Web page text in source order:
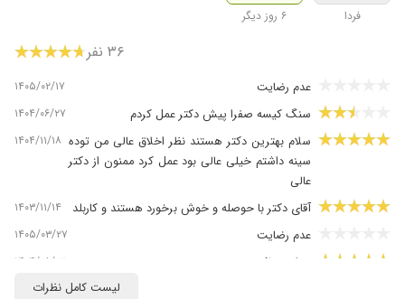
فردا ۶ روز دیگر
۳۶ نفر
عدم رضایت ۱۴۰۵/۰۲/۱۷
سنگ کیسه صفرا پیش دکتر عمل کردم ۱۴۰۴/۰۶/۲۷
سلام بهترین دکتر هستند نظر اخلاق عالی من توده
سینه داشتم خیلی عالی بود عمل کرد ممنون از دکتر
عالی
۱۴۰۴/۱۱/۱۸
آقای دکتر با حوصله و خوش برخورد هستند و کاربلد ۱۴۰۳/۱۱/۱۴
عدم رضایت ۱۴۰۵/۰۳/۲۷
جراحی ناف ۱۴۰۴/۰۸/۰۲
۱۴۰۴/۰۹/۱۴
لیست کامل نظرات